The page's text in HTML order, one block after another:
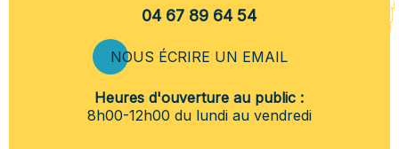
04 67 89 64 54
NOUS ÉCRIRE UN EMAIL
Heures d'ouverture au public :
8h00-12h00 du lundi au vendredi